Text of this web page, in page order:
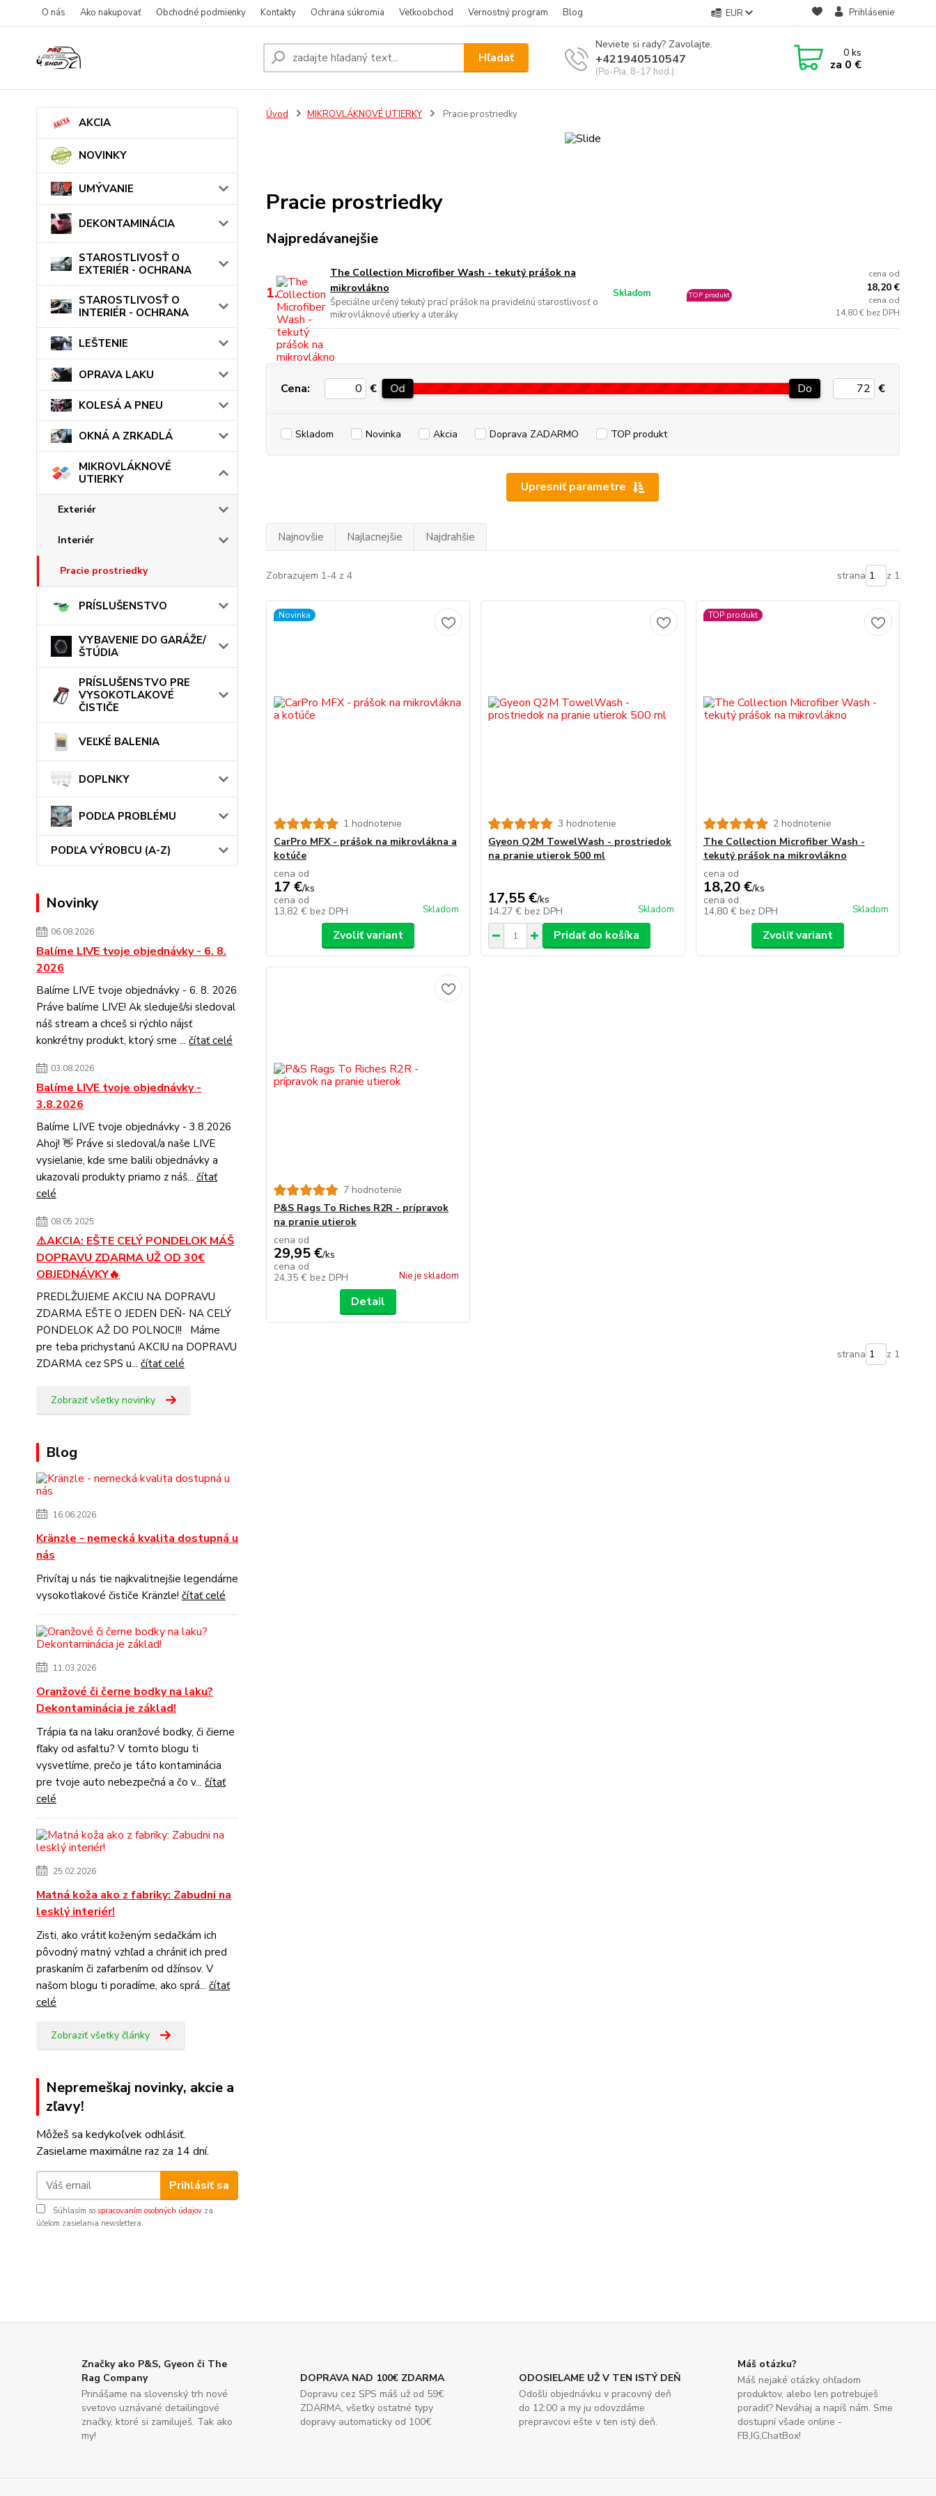
O nás Ako nakupovať Obchodné podmienky Kontakty Ochrana súkromia Veľkoobchod Vernostný program Blog EUR Prihlásenie
Hľadať
Neviete si rady? Zavolajte.
+421940510547
(Po-Pia, 8-17 hod.)
0ks
za 0 €
AKCIA
NOVINKY
UMÝVANIE
DEKONTAMINÁCIA
STAROSTLIVOSŤ O
EXTERIÉR - OCHRANA
STAROSTLIVOSŤ O
INTERIÉR - OCHRANA
LEŠTENIE
OPRAVA LAKU
KOLESÁ A PNEU
OKNÁ A ZRKADLÁ
MIKROVLÁKNOVÉ
UTIERKY
Exteriér
Interiér
Pracie prostriedky
PRÍSLUŠENSTVO
VYBAVENIE DO GARÁŽE/
ŠTÚDIA
PRÍSLUŠENSTVO PRE
VYSOKOTLAKOVÉ
ČISTIČE
VEĽKÉ BALENIA
DOPLNKY
PODĽA PROBLÉMU
PODĽA VÝROBCU (A-Z)
Novinky
06.08.2026
Balíme LIVE tvoje objednávky - 6. 8.
2026
Balíme LIVE tvoje objednávky - 6. 8. 2026
Práve balíme LIVE! Ak sleduješ/si sledoval
náš stream a chceš si rýchlo nájsť
konkrétny produkt, ktorý sme ... čítať celé
03.08.2026
Balíme LIVE tvoje objednávky -
3.8.2026
Balíme LIVE tvoje objednávky - 3.8.2026
Ahoj! 👋 Práve si sledoval/a naše LIVE
vysielanie, kde sme balili objednávky a
ukazovali produkty priamo z náš... čítať
celé
08.05.2025
⚠️AKCIA: EŠTE CELÝ PONDELOK MÁŠ
DOPRAVU ZDARMA UŽ OD 30€
OBJEDNÁVKY🔥
PREDLŽUJEME AKCIU NA DOPRAVU
ZDARMA EŠTE O JEDEN DEŇ- NA CELÝ
PONDELOK AŽ DO POLNOCI!! Máme
pre teba prichystanú AKCIU na DOPRAVU
ZDARMA cez SPS u... čítať celé
Zobraziť všetky novinky
Blog
16.06.2026
Kränzle - nemecká kvalita dostupná u
nás
Privítaj u nás tie najkvalitnejšie legendárne
vysokotlakové čističe Kränzle! čítať celé
11.03.2026
Oranžové či černe bodky na laku?
Dekontaminácia je základ!
Trápia ťa na laku oranžové bodky, či čierne
fľaky od asfaltu? V tomto blogu ti
vysvetlíme, prečo je táto kontaminácia
pre tvoje auto nebezpečná a čo v... čítať
celé
25.02.2026
Matná koža ako z fabriky: Zabudni na
lesklý interiér!
Zisti, ako vrátiť koženým sedačkám ich
pôvodný matný vzhľad a chrániť ich pred
praskaním či zafarbením od džínsov. V
našom blogu ti poradíme, ako sprá... čítať
celé
Zobraziť všetky články
Nepremeškaj novinky, akcie a
zľavy!
Môžeš sa kedykoľvek odhlásiť.
Zasielame maximálne raz za 14 dní.
Prihlásiť sa
Súhlasím so spracovaním osobných údajov za
účelom zasielania newslettera.
Úvod MIKROVLÁKNOVÉ UTIERKY Pracie prostriedky
Pracie prostriedky
Najpredávanejšie
1.
The Collection Microfiber Wash - tekutý prášok na
mikrovlákno
Špeciálne určený tekutý prací prášok na pravidelnú starostlivosť o
mikrovláknové utierky a uteráky
Skladom TOP produkt
cena od
18,20 €
cena od
14,80 € bez DPH
Upresniť parametre
Cena: € Od Do €
Skladom Novinka Akcia Doprava ZADARMO TOP produkt
Najnovšie Najlacnejšie Najdrahšie
Zobrazujem 1-4 z 4 strana z 1
Novinka
1 hodnotenie
CarPro MFX - prášok na mikrovlákna a
kotúče
cena od
17 €/ks
cena od
13,82 € bez DPH Skladom
Zvoliť variant
3 hodnotenie
Gyeon Q2M TowelWash - prostriedok
na pranie utierok 500 ml
17,55 €/ks
14,27 € bez DPH Skladom
Pridať do košíka
TOP produkt
2 hodnotenie
The Collection Microfiber Wash -
tekutý prášok na mikrovlákno
cena od
18,20 €/ks
cena od
14,80 € bez DPH Skladom
Zvoliť variant
7 hodnotenie
P&S Rags To Riches R2R - prípravok
na pranie utierok
cena od
29,95 €/ks
cena od
24,35 € bez DPH Nie je skladom
Detail
strana z 1
Značky ako P&S, Gyeon či The
Rag Company
Prinášame na slovenský trh nové
svetovo uznávané detailingové
značky, ktoré si zamiluješ. Tak ako
my!
DOPRAVA NAD 100€ ZDARMA
Dopravu cez SPS máš už od 59€
ZDARMA, všetky ostatné typy
dopravy automaticky od 100€
ODOSIELAME UŽ V TEN ISTÝ DEŇ
Odošli objednávku v pracovný deň
do 12:00 a my ju odovzdáme
prepravcovi ešte v ten istý deň.
Máš otázku?
Máš nejaké otázky ohľadom
produktov, alebo len potrebuješ
poradiť? Neváhaj a napíš nám. Sme
dostupní všade online -
FB,IG,ChatBox!